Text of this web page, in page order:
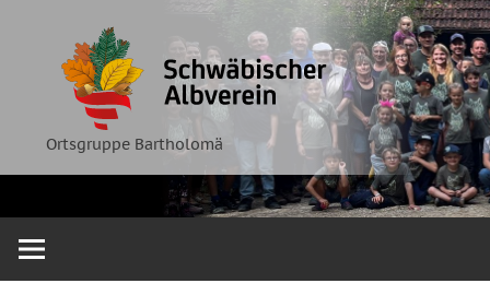
springen
Ortsgruppe Bartholomä
Albverein
Ortsgruppe
Bartholomä